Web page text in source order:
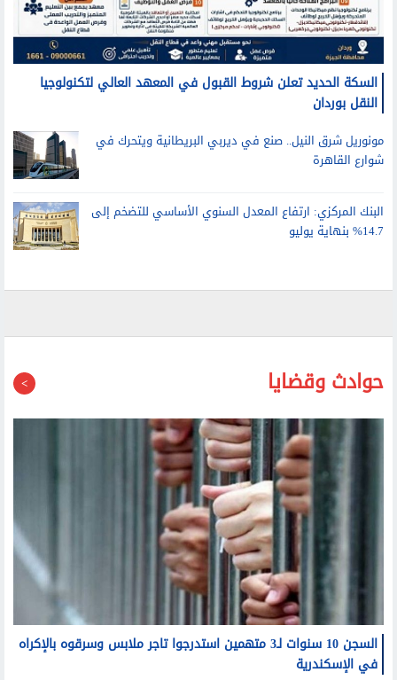
السكة الحديد تعلن شروط القبول في المعهد العالي لتكنولوجيا
النقل بوردان
مونوريل شرق النيل.. صنع في ديربي البريطانية ويتحرك في
شوارع القاهرة
البنك المركزي: ارتفاع المعدل السنوي الأساسي للتضخم إلى
14.7% بنهاية يوليو
حوادث وقضايا
السجن 10 سنوات لـ3 متهمين استدرجوا تاجر ملابس وسرقوه بالإكراه
في الإسكندرية